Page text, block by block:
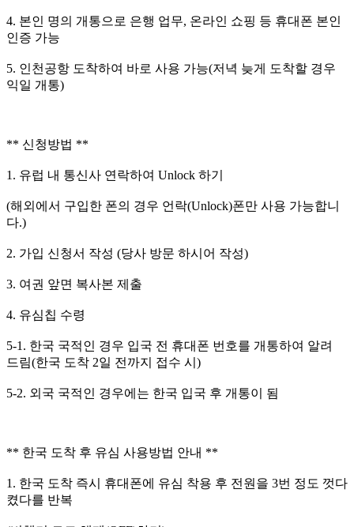
4. 본인 명의 개통으로 은행 업무, 온라인 쇼핑 등 휴대폰 본인
인증 가능
5. 인천공항 도착하여 바로 사용 가능(저녁 늦게 도착할 경우
익일 개통)
** 신청방법 **
1. 유럽 내 통신사 연락하여 Unlock 하기
(해외에서 구입한 폰의 경우 언락(Unlock)폰만 사용 가능합니
다.)
2. 가입 신청서 작성 (당사 방문 하시어 작성)
3. 여권 앞면 복사본 제출
4. 유심칩 수령
5-1. 한국 국적인 경우 입국 전 휴대폰 번호를 개통하여 알려
드림(한국 도착 2일 전까지 접수 시)
5-2. 외국 국적인 경우에는 한국 입국 후 개통이 됨
** 한국 도착 후 유심 사용방법 안내 **
1. 한국 도착 즉시 휴대폰에 유심 착용 후 전원을 3번 정도 껏다
켰다를 반복